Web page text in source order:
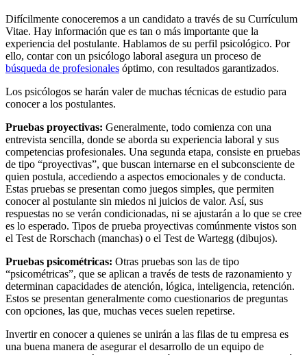
Difícilmente conoceremos a un candidato a través de su Currículum
Vitae. Hay información que es tan o más importante que la
experiencia del postulante. Hablamos de su perfil psicológico. Por
ello, contar con un psicólogo laboral asegura un proceso de
búsqueda de profesionales óptimo, con resultados garantizados.
Los psicólogos se harán valer de muchas técnicas de estudio para
conocer a los postulantes.
Pruebas proyectivas: Generalmente, todo comienza con una
entrevista sencilla, donde se aborda su experiencia laboral y sus
competencias profesionales. Una segunda etapa, consiste en pruebas
de tipo “proyectivas”, que buscan internarse en el subconsciente de
quien postula, accediendo a aspectos emocionales y de conducta.
Estas pruebas se presentan como juegos simples, que permiten
conocer al postulante sin miedos ni juicios de valor. Así, sus
respuestas no se verán condicionadas, ni se ajustarán a lo que se cree
es lo esperado. Tipos de prueba proyectivas comúnmente vistos son
el Test de Rorschach (manchas) o el Test de Wartegg (dibujos).
Pruebas psicométricas: Otras pruebas son las de tipo
“psicométricas”, que se aplican a través de tests de razonamiento y
determinan capacidades de atención, lógica, inteligencia, retención.
Estos se presentan generalmente como cuestionarios de preguntas
con opciones, las que, muchas veces suelen repetirse.
Invertir en conocer a quienes se unirán a las filas de tu empresa es
una buena manera de asegurar el desarrollo de un equipo de